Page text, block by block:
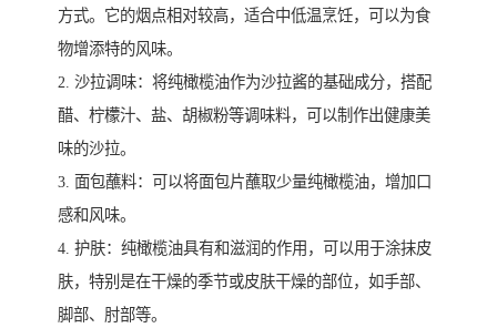
方式。它的烟点相对较高，适合中低温烹饪，可以为食
物增添特的风味。
2. 沙拉调味：将纯橄榄油作为沙拉酱的基础成分，搭配
醋、柠檬汁、盐、胡椒粉等调味料，可以制作出健康美
味的沙拉。
3. 面包蘸料：可以将面包片蘸取少量纯橄榄油，增加口
感和风味。
4. 护肤：纯橄榄油具有和滋润的作用，可以用于涂抹皮
肤，特别是在干燥的季节或皮肤干燥的部位，如手部、
脚部、肘部等。